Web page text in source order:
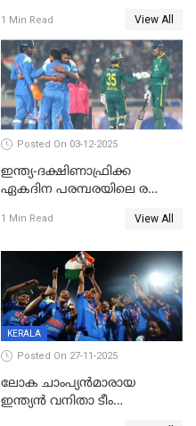
ഇല്ല;
ദക്ഷിണാഫ്രിക്കയ്‌ക്കെതിരായ
ടി20 പരമ്പരയ്ക്കുള്ള ഇന്ത്യന്‍
ടീമിനെ പ്രഖ്യാപിച്ചു
1 Min Read View All
Posted On 03-12-2025
ഇന്ത്യ-ദക്ഷിണാഫ്രിക്ക
ഏകദിന പരമ്പരയിലെ രണ്ടാം
1 Min Read View All
KERALA
Posted On 27-11-2025
ലോക ചാംപ്യൻമാരായ
ഇന്ത്യൻ വനിതാ ടീം